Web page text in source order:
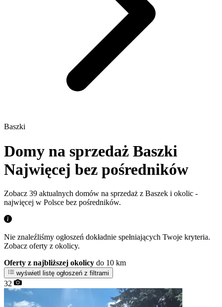
Baszki
Domy na sprzedaż Baszki
Najwięcej bez pośredników
Zobacz 39 aktualnych domów na sprzedaż z Baszek i okolic -
najwięcej w Polsce bez pośredników.
Nie znaleźliśmy ogłoszeń dokładnie spełniających Twoje kryteria.
Zobacz oferty z okolicy.
Oferty z najbliższej okolicy do 10 km
wyświetl listę ogłoszeń z filtrami
32